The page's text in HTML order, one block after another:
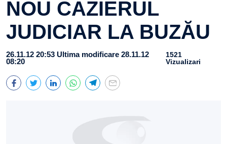
NOU CAZIERUL
JUDICIAR LA BUZĂU
26.11.12 20:53 Ultima modificare 28.11.12
08:20
1521
Vizualizari